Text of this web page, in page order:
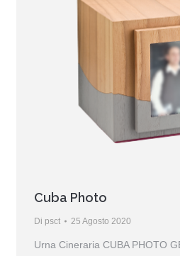
Cuba Photo
Di psct 25 Agosto 2020
Urna Cineraria CUBA PHOTO